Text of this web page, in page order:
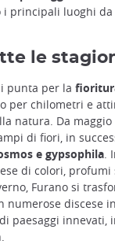
i principali luoghi
le
punta per la
per chilometri e
natura. Da maggio
di fiori, in
e gypsophila.
di colori,
Furano si
numerose discese
paesaggi innevati,